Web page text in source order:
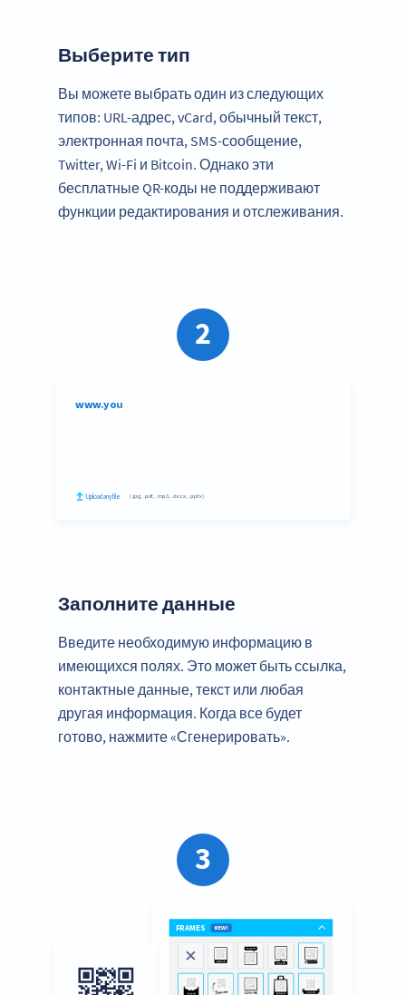
Выберите тип
Вы можете выбрать один из следующих
типов: URL-адрес, vCard, обычный текст,
электронная почта, SMS-сообщение,
Twitter, Wi-Fi и Bitcoin. Однако эти
бесплатные QR-коды не поддерживают
функции редактирования и отслеживания.
2
Заполните данные
Введите необходимую информацию в
имеющихся полях. Это может быть ссылка,
контактные данные, текст или любая
другая информация. Когда все будет
готово, нажмите «Сгенерировать».
3